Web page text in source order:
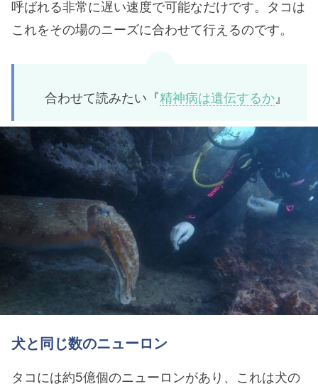
呼ばれる非常に遅い速度で可能なだけです。タコは
これをその場のニーズに合わせて行えるのです。
合わせて読みたい『精神病は遺伝するか 』
犬と同じ数のニューロン
タコには約5億個のニューロンがあり、これは犬の